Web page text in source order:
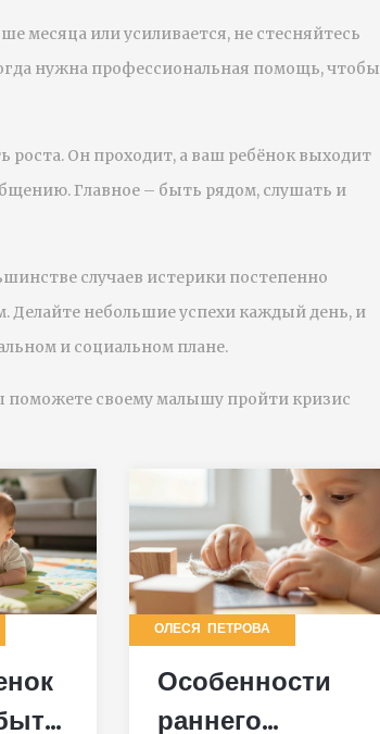
месяца или усиливается, не стесняйтесь
нужна профессиональная помощь, чтобы
роста. Он проходит, а ваш ребёнок выходит
Главное – быть рядом, слушать и
случаев истерики постепенно
небольшие успехи каждый день, и
и социальном плане.
поможете своему малышу пройти кризис
ОЛЕСЯ ПЕТРОВА
Особенности
раннего